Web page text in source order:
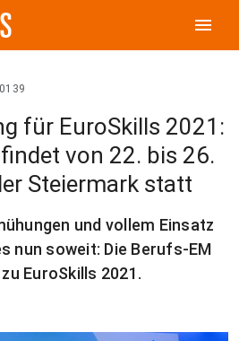
menu
für EuroSkills 2021:
von 22. bis 26.
Steiermark statt
und vollem Einsatz
nun soweit: Die Berufs-EM
EuroSkills 2021.